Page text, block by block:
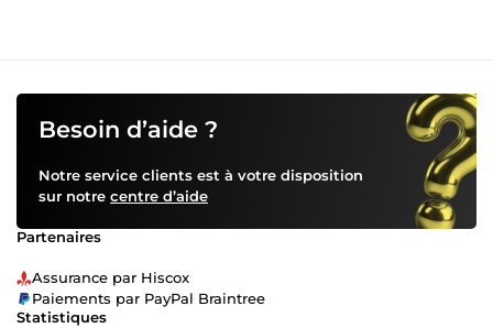
Besoin d’aide ?
Notre service clients est à votre disposition
sur notre centre d’aide
Partenaires
Assurance par Hiscox
Paiements par PayPal Braintree
Statistiques